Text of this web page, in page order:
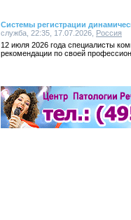
Системы регистрации
служба, 22:35, 17.07.2026, Россия
12 июля 2026 года специалисты
рекомендации по своей